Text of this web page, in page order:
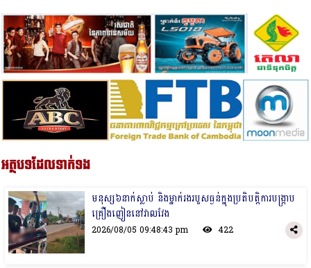
អត្ថបទដែលទាក់ទង
មនុស្ស៦នាក់ស្លាប់ និងម្នាក់រងរបួសធ្ងន់ក្នុងប្រតិបត្តិការបង្ក្រាប
គ្រឿងញៀននៅវាលវែង
2026/08/05 09:48:43 pm 422